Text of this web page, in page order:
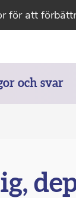
för att
och svar